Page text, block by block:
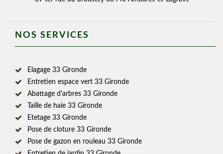
NOS SERVICES
Elagage 33 Gironde
Entretien espace vert 33 Gironde
Abattage d'arbres 33 Gironde
Taille de haie 33 Gironde
Etetage 33 Gironde
Pose de cloture 33 Gironde
Pose de gazon en rouleau 33 Gironde